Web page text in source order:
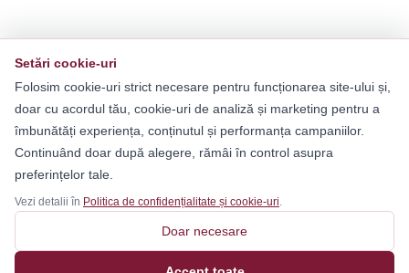
Setări cookie-uri
Folosim cookie-uri strict necesare pentru funcționarea site-ului și,
doar cu acordul tău, cookie-uri de analiză și marketing pentru a
îmbunătăți experiența, conținutul și performanța campaniilor.
Continuând doar după alegere, rămâi în control asupra
preferințelor tale.
Vezi detalii în Politica de confidențialitate și cookie-uri.
Doar necesare